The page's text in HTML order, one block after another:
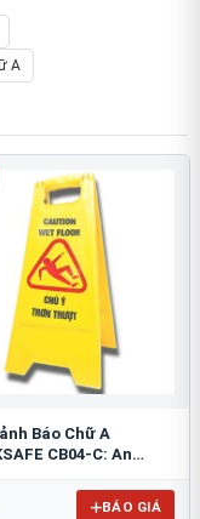
A
Báo Chữ A
CB04-C: An
BÁO GIÁ